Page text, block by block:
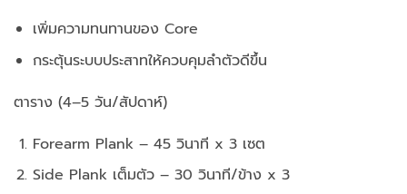
เพิ่มความทนทานของ Core
กระตุ้นระบบประสาทให้ควบคุมลำตัวดีขึ้น
ตาราง (4–5 วัน/สัปดาห์)
Forearm Plank – 45 วินาที x 3 เซต
Side Plank เต็มตัว – 30 วินาที/ข้าง x 3